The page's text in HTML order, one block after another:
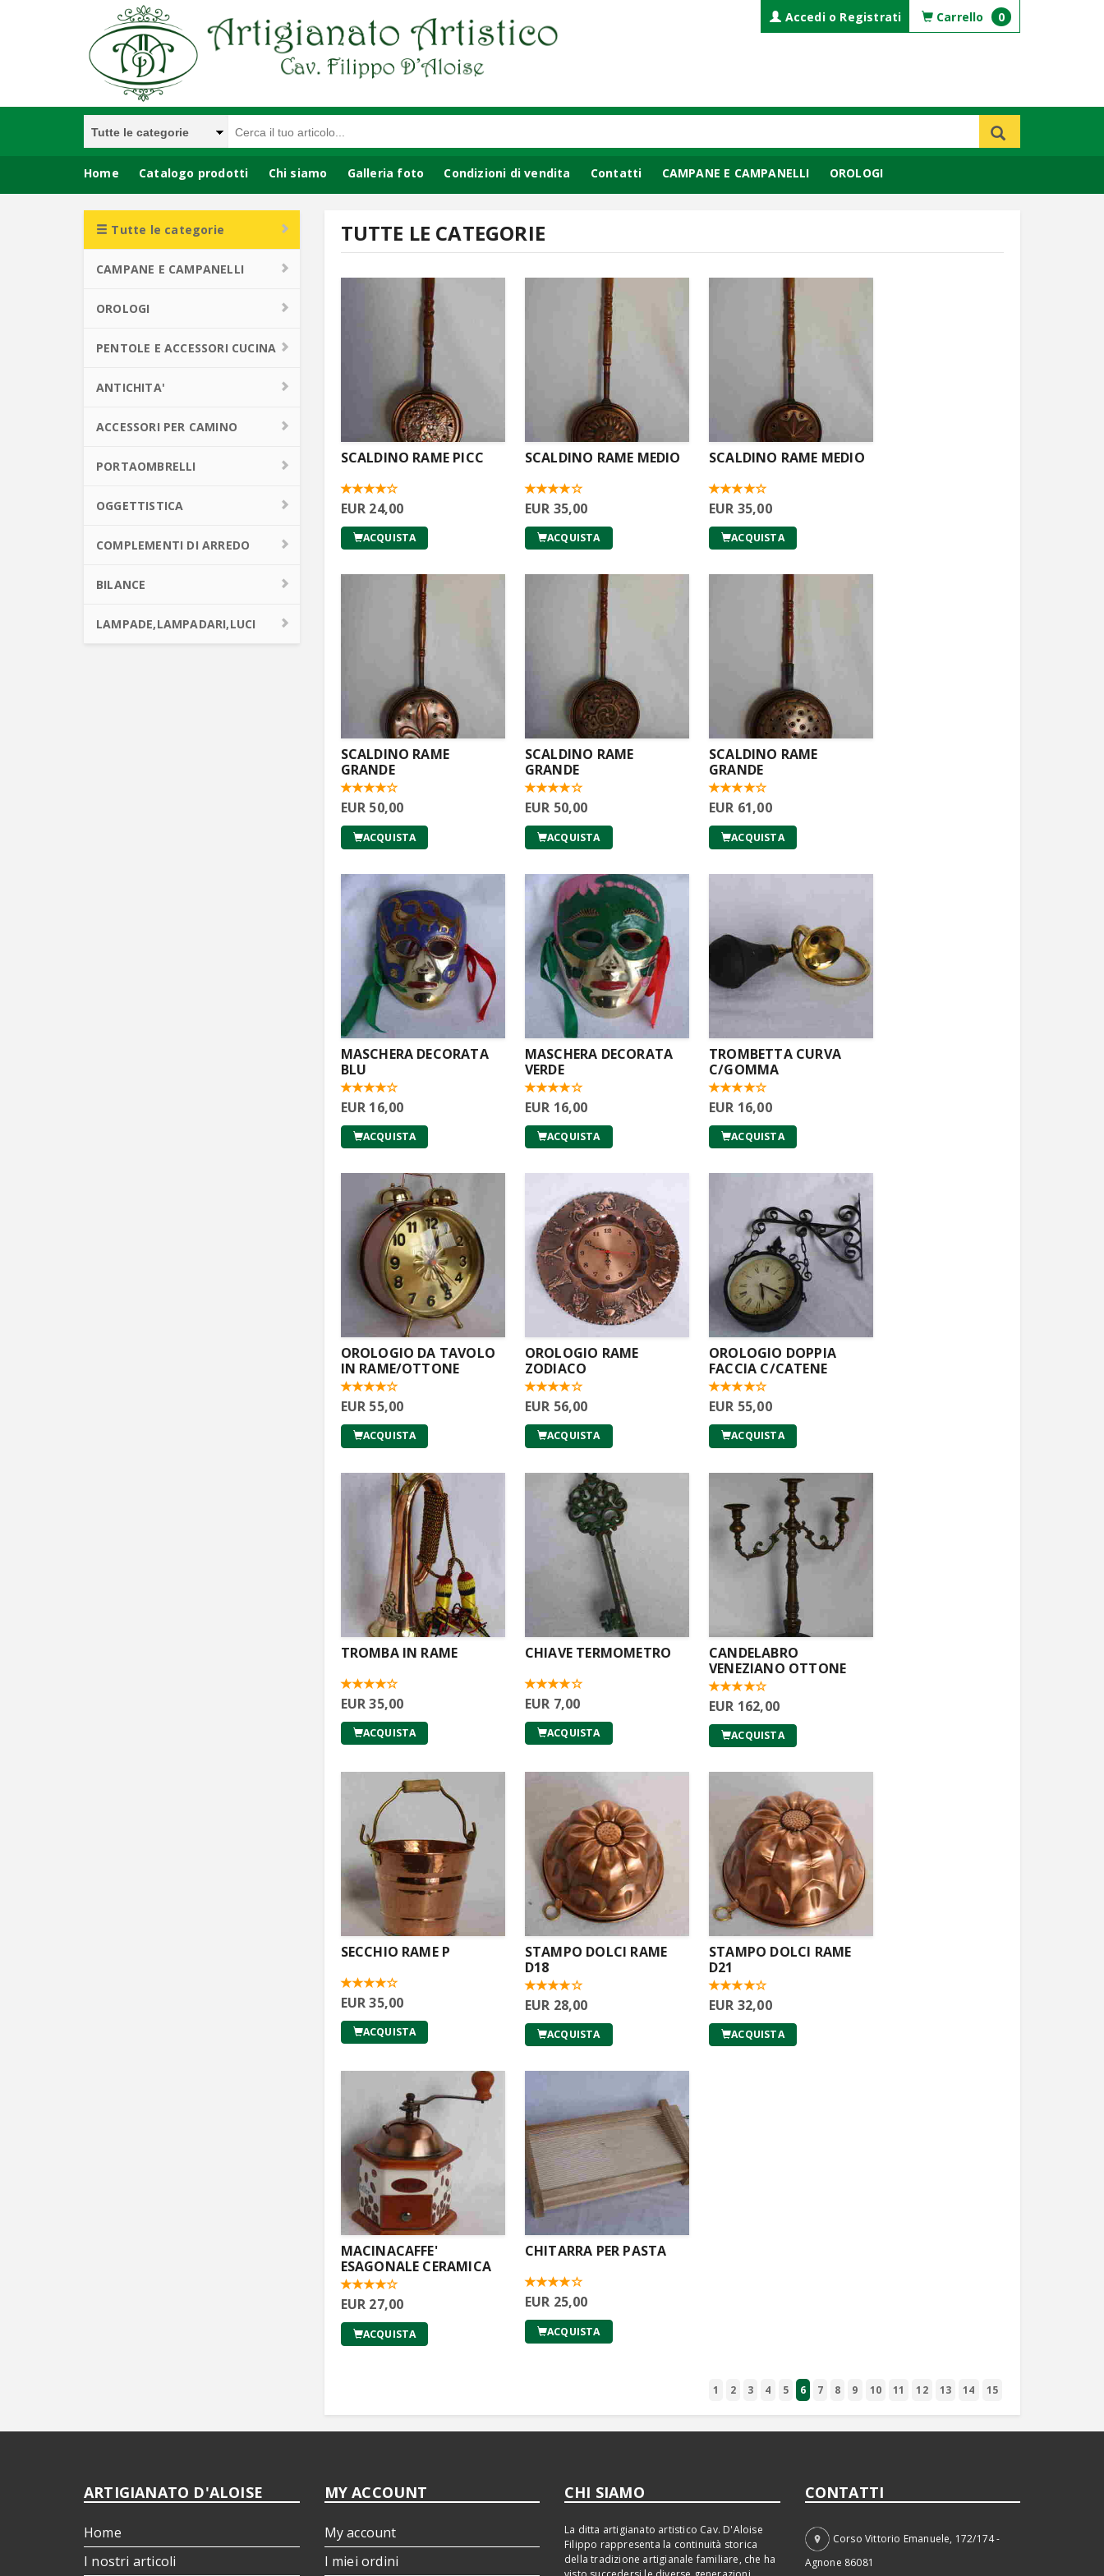
Accedi o Registrati Carrello 0
Home Catalogo prodotti Chi siamo Galleria foto Condizioni di vendita Contatti CAMPANE E CAMPANELLI OROLOGI
LAMPADE,LAMPADARI,LUCI
Tutte le categorie
CAMPANE E CAMPANELLI
OROLOGI
PENTOLE E ACCESSORI CUCINA
ANTICHITA'
ACCESSORI PER CAMINO
PORTAOMBRELLI
OGGETTISTICA
COMPLEMENTI DI ARREDO
BILANCE
LAMPADE,LAMPADARI,LUCI
TUTTE LE CATEGORIE
SCALDINO RAME PICC
EUR 24,00
ACQUISTA
SCALDINO RAME MEDIO
EUR 35,00
ACQUISTA
SCALDINO RAME MEDIO
EUR 35,00
ACQUISTA
SCALDINO RAME
GRANDE
EUR 50,00
ACQUISTA
SCALDINO RAME
GRANDE
EUR 50,00
ACQUISTA
SCALDINO RAME
GRANDE
EUR 61,00
ACQUISTA
MASCHERA DECORATA
BLU
EUR 16,00
ACQUISTA
MASCHERA DECORATA
VERDE
EUR 16,00
ACQUISTA
TROMBETTA CURVA
C/GOMMA
EUR 16,00
ACQUISTA
OROLOGIO DA TAVOLO
IN RAME/OTTONE
EUR 55,00
ACQUISTA
OROLOGIO RAME
ZODIACO
EUR 56,00
ACQUISTA
OROLOGIO DOPPIA
FACCIA C/CATENE
EUR 55,00
ACQUISTA
TROMBA IN RAME
EUR 35,00
ACQUISTA
CHIAVE TERMOMETRO
EUR 7,00
ACQUISTA
CANDELABRO
VENEZIANO OTTONE
EUR 162,00
ACQUISTA
SECCHIO RAME P
EUR 35,00
ACQUISTA
STAMPO DOLCI RAME
D18
EUR 28,00
ACQUISTA
STAMPO DOLCI RAME
D21
EUR 32,00
ACQUISTA
MACINACAFFE'
ESAGONALE CERAMICA
EUR 27,00
ACQUISTA
CHITARRA PER PASTA
EUR 25,00
ACQUISTA
1 2 3 4 5 6 7 8 9 10 11 12 13 14 15
ARTIGIANATO D'ALOISE
Home
I nostri articoli
MY ACCOUNT
My account
I miei ordini
CHI SIAMO
La ditta artigianato artistico Cav. D'Aloise
Filippo rappresenta la continuità storica
della tradizione artigianale familiare, che ha
CONTATTI
Corso Vittorio Emanuele, 172/174 -
Agnone 86081